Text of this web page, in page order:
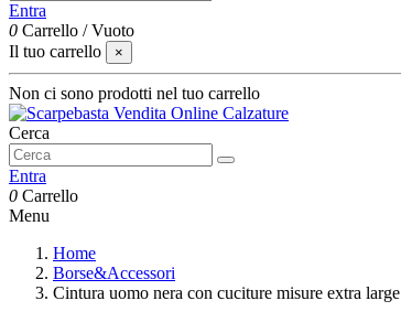
Entra
0 Carrello /Vuoto
Il tuo carrello
×
Non ci sono prodotti nel tuo carrello
Cerca
Entra
0 Carrello
Menu
Home
Borse&Accessori
Cintura uomo nera con cuciture misure extra large